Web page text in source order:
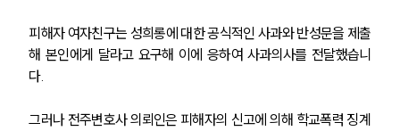
피해자 여자친구는 성희롱에 대한 공식적인 사과와 반성문을 제출
해 본인에게 달라고 요구해 이에 응하여 사과의사를 전달했습니
다.
그러나 전주변호사 의뢰인은 피해자의 신고에 의해 학교폭력 징계